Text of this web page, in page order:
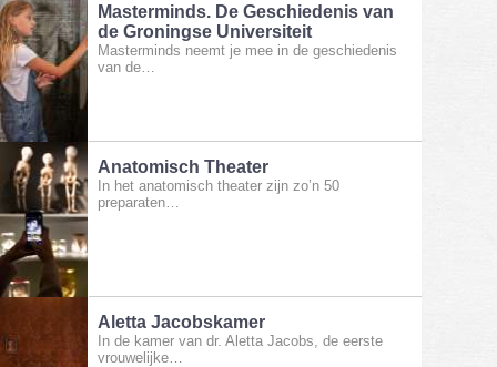
Masterminds. De Geschiedenis van
de Groningse Universiteit
Masterminds neemt je mee in de geschiedenis
van de…
Anatomisch Theater
In het anatomisch theater zijn zo’n 50
preparaten…
Aletta Jacobskamer
In de kamer van dr. Aletta Jacobs, de eerste
vrouwelijke…